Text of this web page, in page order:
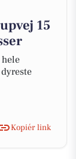
15
Kopiér link